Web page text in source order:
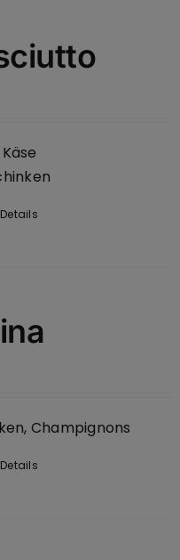
Details
Champignons
Details